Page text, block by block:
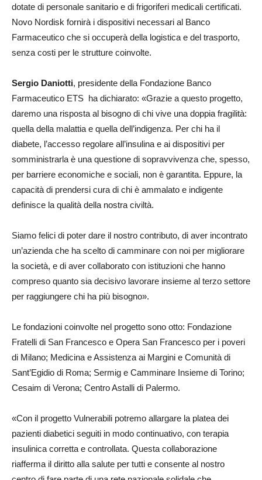
dotate di personale sanitario e di frigoriferi medicali certificati.
Novo Nordisk fornirà i dispositivi necessari al Banco
Farmaceutico che si occuperà della logistica e del trasporto,
senza costi per le strutture coinvolte.
Sergio Daniotti, presidente della Fondazione Banco
Farmaceutico ETS ha dichiarato: «Grazie a questo progetto,
daremo una risposta al bisogno di chi vive una doppia fragilità:
quella della malattia e quella dell’indigenza. Per chi ha il
diabete, l’accesso regolare all’insulina e ai dispositivi per
somministrarla è una questione di sopravvivenza che, spesso,
per barriere economiche e sociali, non è garantita. Eppure, la
capacità di prendersi cura di chi è ammalato e indigente
definisce la qualità della nostra civiltà.
Siamo felici di poter dare il nostro contributo, di aver incontrato
un’azienda che ha scelto di camminare con noi per migliorare
la società, e di aver collaborato con istituzioni che hanno
compreso quanto sia decisivo lavorare insieme al terzo settore
per raggiungere chi ha più bisogno».
Le fondazioni coinvolte nel progetto sono otto: Fondazione
Fratelli di San Francesco e Opera San Francesco per i poveri
di Milano; Medicina e Assistenza ai Margini e Comunità di
Sant’Egidio di Roma; Sermig e Camminare Insieme di Torino;
Cesaim di Verona; Centro Astalli di Palermo.
«Con il progetto Vulnerabili potremo allargare la platea dei
pazienti diabetici seguiti in modo continuativo, con terapia
insulinica corretta e controllata. Questa collaborazione
riafferma il diritto alla salute per tutti e consente al nostro